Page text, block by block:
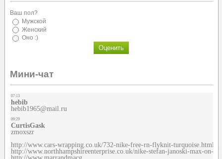
Ваш пол?
Мужской
Женский
Оно :)
Мини-чат